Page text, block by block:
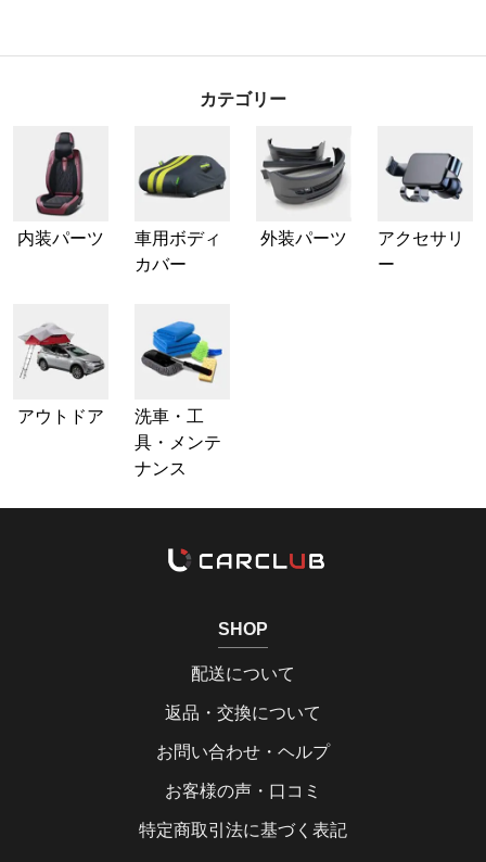
カテゴリー
内装パーツ
車用ボディ
カバー
外装パーツ
アクセサリ
ー
アウトドア
洗車・工
具・メンテ
ナンス
SHOP
配送について
返品・交換について
お問い合わせ・ヘルプ
お客様の声・口コミ
特定商取引法に基づく表記